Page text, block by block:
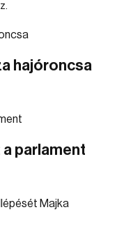
hajóroncsa
parlament